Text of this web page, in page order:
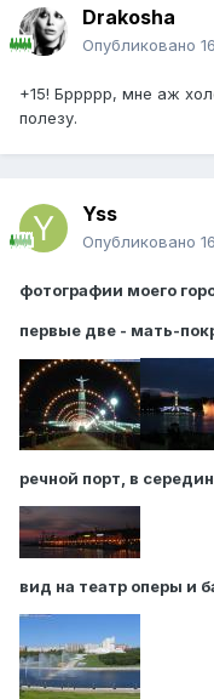
Drakosha
Опубликовано
+15! Бррррр, мне аж
полезу.
Yss
Опубликовано
фотографии моего
первые две - мать-
речной порт, в
вид на театр оперы и